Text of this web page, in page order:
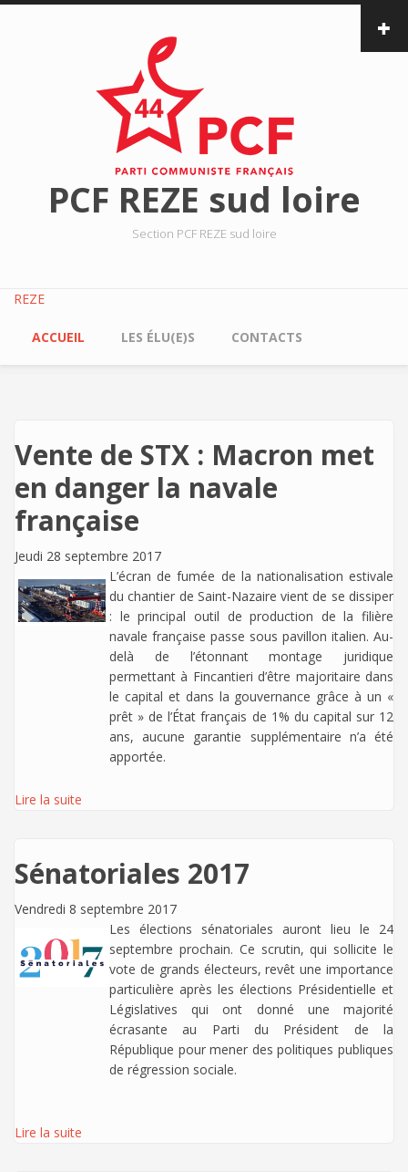
Aller au contenu principal
PCF REZE sud loire
Section PCF REZE sud loire
REZE
ACCUEIL LES ÉLU(E)S CONTACTS
Vente de STX : Macron met
en danger la navale
française
Jeudi 28 septembre 2017
L’écran de fumée de la nationalisation estivale
du chantier de Saint-Nazaire vient de se dissiper
: le principal outil de production de la filière
navale française passe sous pavillon italien. Au-
delà de l’étonnant montage juridique
permettant à Fincantieri d’être majoritaire dans
le capital et dans la gouvernance grâce à un «
prêt » de l’État français de 1% du capital sur 12
ans, aucune garantie supplémentaire n’a été
apportée.
Lire la suite
Sénatoriales 2017
Vendredi 8 septembre 2017
Les élections sénatoriales auront lieu le 24
septembre prochain. Ce scrutin, qui sollicite le
vote de grands électeurs, revêt une importance
particulière après les élections Présidentielle et
Législatives qui ont donné une majorité
écrasante au Parti du Président de la
République pour mener des politiques publiques
de régression sociale.
Lire la suite